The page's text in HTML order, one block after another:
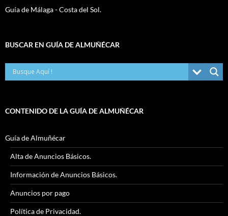
Guía de Málaga - Costa del Sol.
BUSCAR EN GUÍA DE ALMUÑÉCAR
CONTENIDO DE LA GUÍA DE ALMUÑÉCAR
Guía de Almuñécar
Alta de Anuncios Básicos.
Información de Anuncios Básicos.
Anuncios por pago
Política de Privacidad.